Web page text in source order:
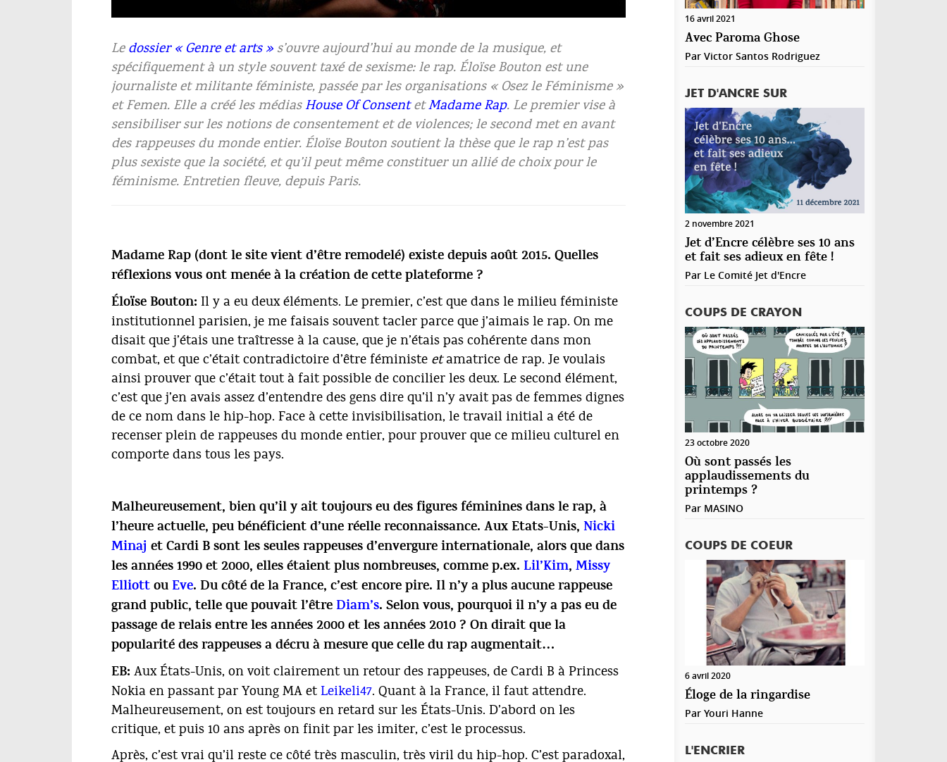
Le dossier « Genre et arts » s’ouvre aujourd’hui au monde de la musique, et
spécifiquement à un style souvent taxé de sexisme: le rap. Éloïse Bouton est une
journaliste et militante féministe, passée par les organisations « Osez le Féminisme »
et Femen. Elle a créé les médias House Of ConsentetMadame Rap. Le premier vise à
sensibiliser sur les notions de consentement et de violences; le second met en avant
des rappeuses du monde entier. Éloïse Bouton soutient la thèse que le rap n’est pas
plus sexiste que la société, et qu’il peut même constituer un allié de choix pour le
féminisme. Entretien fleuve, depuis Paris.
Madame Rap (dont le site vient d’être remodelé) existe depuis août 2015. Quelles
réflexions vous ont menée à la création de cette plateforme ?
Éloïse Bouton: Il y a eu deux éléments. Le premier, c’est que dans le milieu féministe
institutionnel parisien, je me faisais souvent tacler parce que j’aimais le rap. On me
disait que j’étais une traîtresse à la cause, que je n’étais pas cohérente dans mon
combat, et que c’était contradictoire d’être féministe etamatrice de rap. Je voulais
ainsi prouver que c’était tout à fait possible de concilier les deux. Le second élément,
c’est que j’en avais assez d’entendre des gens dire qu’il n’y avait pas de femmes dignes
de ce nom dans le hip-hop. Face à cette invisibilisation, le travail initial a été de
recenser plein de rappeuses du monde entier, pour prouver que ce milieu culturel en
comporte dans tous les pays.
Malheureusement, bien qu’il y ait toujours eu des figures féminines dans le rap, à
l’heure actuelle, peu bénéficient d’une réelle reconnaissance. Aux Etats-Unis, Nicki
Minaj et Cardi B sont les seules rappeuses d’envergure internationale, alors que dans
les années 1990 et 2000, elles étaient plus nombreuses, comme p.ex. Lil’Kim, Missy
Elliott ou Eve. Du côté de la France, c’est encore pire. Il n’y a plus aucune rappeuse
grand public, telle que pouvait l’être Diam’s. Selon vous, pourquoi il n’y a pas eu de
passage de relais entre les années 2000 et les années 2010 ? On dirait que la
popularité des rappeuses a décru à mesure que celle du rap augmentait…
EB: Aux États-Unis, on voit clairement un retour des rappeuses, de Cardi B à Princess
Nokia en passant par Young MA et Leikeli47. Quant à la France, il faut attendre.
Malheureusement, on est toujours en retard sur les États-Unis. D’abord on les
critique, et puis 10 ans après on finit par les imiter, c’est le processus.
Après, c’est vrai qu’il reste ce côté très masculin, très viril du hip-hop. C’est paradoxal,
Enregistrer mon nom, mon e-mail et mon site web
16 avril 2021
Avec Paroma Ghose
Par Victor Santos Rodriguez
JET D'ANCRE SUR
2 novembre 2021
Jet d’Encre célèbre ses 10 ans
et fait ses adieux en fête !
Par Le Comité Jet d'Encre
COUPS DE CRAYON
23 octobre 2020
Où sont passés les
applaudissements du
printemps ?
Par MASINO
COUPS DE COEUR
6 avril 2020
Éloge de la ringardise
Par Youri Hanne
L'ENCRIER